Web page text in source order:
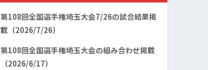
第108回全国選手権埼玉大会7/26の試合結果掲
載（2026/7/26）
第108回全国選手権埼玉大会の組み合わせ掲載
（2026/6/17）